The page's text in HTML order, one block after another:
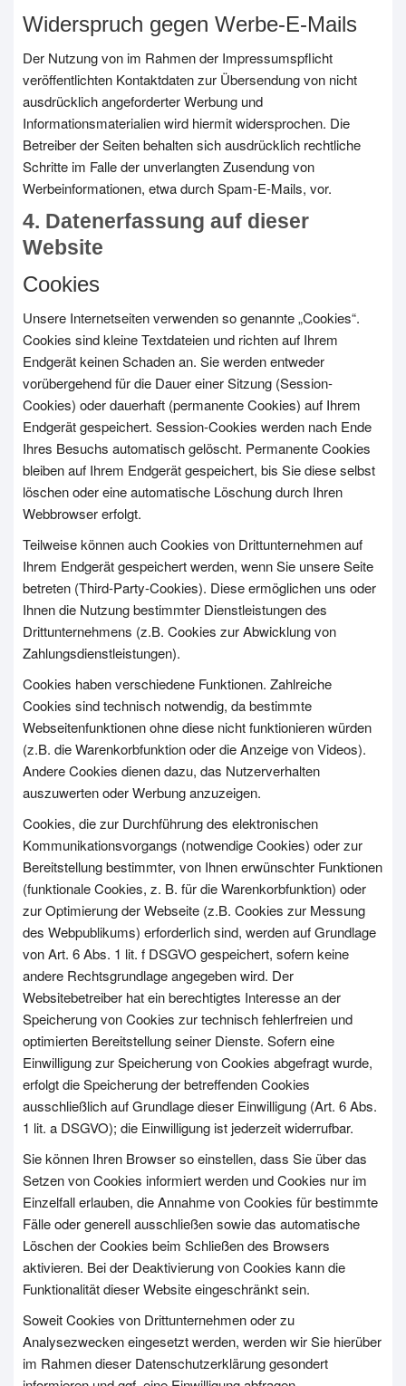
Widerspruch gegen Werbe-E-Mails
Der Nutzung von im Rahmen der Impressumspflicht
veröffentlichten Kontaktdaten zur Übersendung von nicht
ausdrücklich angeforderter Werbung und
Informationsmaterialien wird hiermit widersprochen. Die
Betreiber der Seiten behalten sich ausdrücklich rechtliche
Schritte im Falle der unverlangten Zusendung von
Werbeinformationen, etwa durch Spam-E-Mails, vor.
4. Datenerfassung auf dieser
Website
Cookies
Unsere Internetseiten verwenden so genannte „Cookies“.
Cookies sind kleine Textdateien und richten auf Ihrem
Endgerät keinen Schaden an. Sie werden entweder
vorübergehend für die Dauer einer Sitzung (Session-
Cookies) oder dauerhaft (permanente Cookies) auf Ihrem
Endgerät gespeichert. Session-Cookies werden nach Ende
Ihres Besuchs automatisch gelöscht. Permanente Cookies
bleiben auf Ihrem Endgerät gespeichert, bis Sie diese selbst
löschen oder eine automatische Löschung durch Ihren
Webbrowser erfolgt.
Teilweise können auch Cookies von Drittunternehmen auf
Ihrem Endgerät gespeichert werden, wenn Sie unsere Seite
betreten (Third-Party-Cookies). Diese ermöglichen uns oder
Ihnen die Nutzung bestimmter Dienstleistungen des
Drittunternehmens (z.B. Cookies zur Abwicklung von
Zahlungsdienstleistungen).
Cookies haben verschiedene Funktionen. Zahlreiche
Cookies sind technisch notwendig, da bestimmte
Webseitenfunktionen ohne diese nicht funktionieren würden
(z.B. die Warenkorbfunktion oder die Anzeige von Videos).
Andere Cookies dienen dazu, das Nutzerverhalten
auszuwerten oder Werbung anzuzeigen.
Cookies, die zur Durchführung des elektronischen
Kommunikationsvorgangs (notwendige Cookies) oder zur
Bereitstellung bestimmter, von Ihnen erwünschter Funktionen
(funktionale Cookies, z. B. für die Warenkorbfunktion) oder
zur Optimierung der Webseite (z.B. Cookies zur Messung
des Webpublikums) erforderlich sind, werden auf Grundlage
von Art. 6 Abs. 1 lit. f DSGVO gespeichert, sofern keine
andere Rechtsgrundlage angegeben wird. Der
Websitebetreiber hat ein berechtigtes Interesse an der
Speicherung von Cookies zur technisch fehlerfreien und
optimierten Bereitstellung seiner Dienste. Sofern eine
Einwilligung zur Speicherung von Cookies abgefragt wurde,
erfolgt die Speicherung der betreffenden Cookies
ausschließlich auf Grundlage dieser Einwilligung (Art. 6 Abs.
1 lit. a DSGVO); die Einwilligung ist jederzeit widerrufbar.
Sie können Ihren Browser so einstellen, dass Sie über das
Setzen von Cookies informiert werden und Cookies nur im
Einzelfall erlauben, die Annahme von Cookies für bestimmte
Fälle oder generell ausschließen sowie das automatische
Löschen der Cookies beim Schließen des Browsers
aktivieren. Bei der Deaktivierung von Cookies kann die
Funktionalität dieser Website eingeschränkt sein.
Soweit Cookies von Drittunternehmen oder zu
Analysezwecken eingesetzt werden, werden wir Sie hierüber
im Rahmen dieser Datenschutzerklärung gesondert